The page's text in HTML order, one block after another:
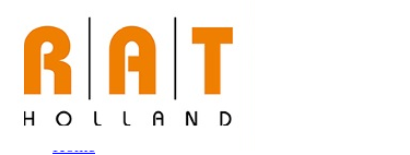
Toggle navigation